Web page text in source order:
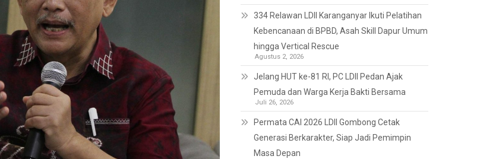
334 Relawan LDII Karanganyar Ikuti Pelatihan
Kebencanaan di BPBD, Asah Skill Dapur Umum
hingga Vertical Rescue
Agustus 2, 2026
Jelang HUT ke-81 RI, PC LDII Pedan Ajak
Pemuda dan Warga Kerja Bakti Bersama
Juli 26, 2026
Permata CAI 2026 LDII Gombong Cetak
Generasi Berkarakter, Siap Jadi Pemimpin
Masa Depan